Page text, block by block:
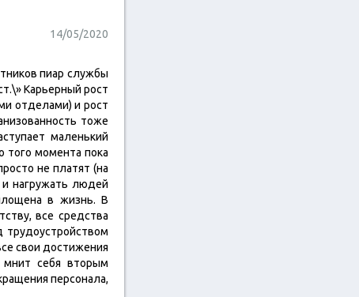
14/05/2020
пиар службы
Карьерный рост
отделами) и рост
тоже
маленький
того момента пока
не платят (на
нагружать людей
в жизнь. В
все средства
трудоустройством
свои достижения
себя вторым
персонала,